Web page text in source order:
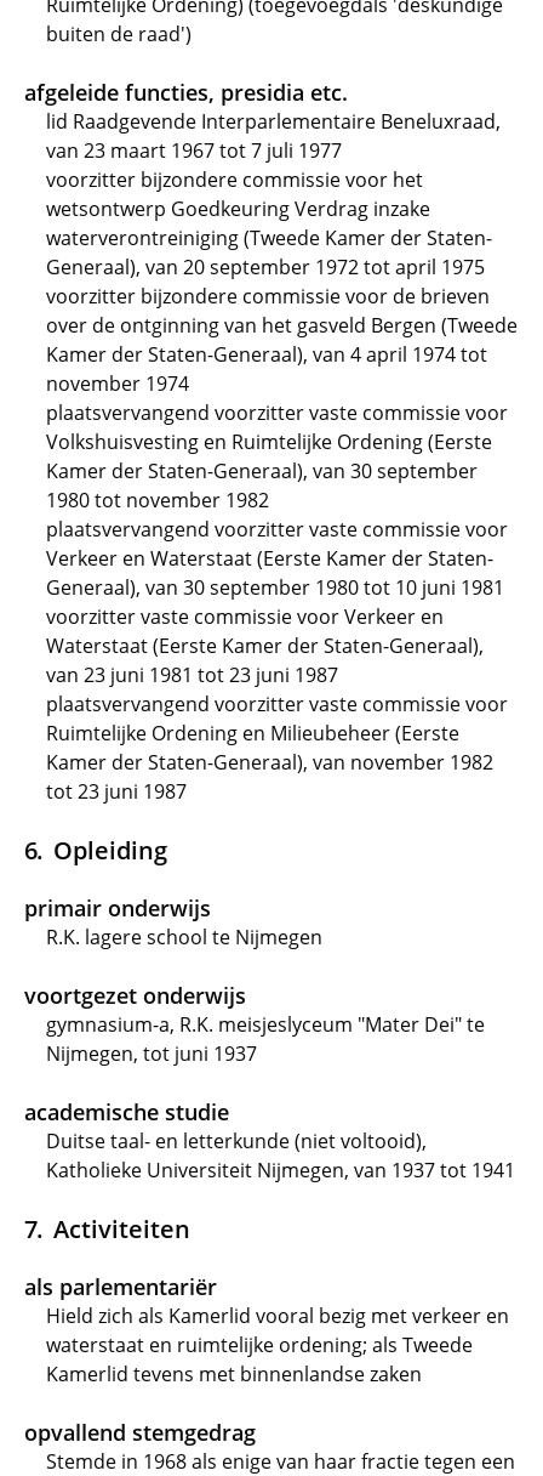
buiten de raad')
afgeleide functies, presidia etc.
lid Raadgevende Interparlementaire Beneluxraad,
van 23 maart 1967 tot 7 juli 1977
voorzitter bijzondere commissie voor het
wetsontwerp Goedkeuring Verdrag inzake
waterverontreiniging (Tweede Kamer der Staten-
Generaal), van 20 september 1972 tot april 1975
voorzitter bijzondere commissie voor de brieven
over de ontginning van het gasveld Bergen (Tweede
Kamer der Staten-Generaal), van 4 april 1974 tot
november 1974
plaatsvervangend voorzitter vaste commissie voor
Volkshuisvesting en Ruimtelijke Ordening (Eerste
Kamer der Staten-Generaal), van 30 september
1980 tot november 1982
plaatsvervangend voorzitter vaste commissie voor
Verkeer en Waterstaat (Eerste Kamer der Staten-
Generaal), van 30 september 1980 tot 10 juni 1981
voorzitter vaste commissie voor Verkeer en
Waterstaat (Eerste Kamer der Staten-Generaal),
van 23 juni 1981 tot 23 juni 1987
plaatsvervangend voorzitter vaste commissie voor
Ruimtelijke Ordening en Milieubeheer (Eerste
Kamer der Staten-Generaal), van november 1982
tot 23 juni 1987
Opleiding
primair onderwijs
R.K. lagere school te Nijmegen
voortgezet onderwijs
gymnasium-a, R.K. meisjeslyceum "Mater Dei" te
Nijmegen, tot juni 1937
academische studie
Duitse taal- en letterkunde (niet voltooid),
Katholieke Universiteit Nijmegen, van 1937 tot 1941
Activiteiten
als parlementariër
Hield zich als Kamerlid vooral bezig met verkeer en
waterstaat en ruimtelijke ordening; als Tweede
Kamerlid tevens met binnenlandse zaken
opvallend stemgedrag
Stemde in 1968 als enige van haar fractie tegen een